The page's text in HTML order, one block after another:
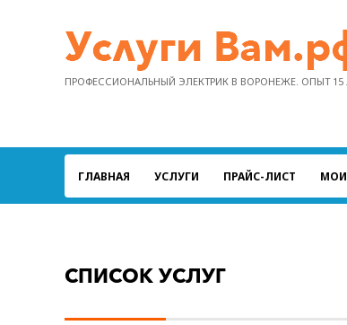
ПРОФЕССИОНАЛЬНЫЙ ЭЛЕКТРИК В ВОРОНЕЖЕ. ОПЫТ 15
ГЛАВНАЯ УСЛУГИ ПРАЙС-ЛИСТ
СПИСОК УСЛУГ